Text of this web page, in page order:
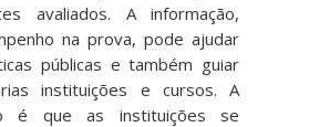
avaliados. A informação,
na prova, pode ajudar
públicas e também guiar
instituições e cursos. A
é que as instituições se